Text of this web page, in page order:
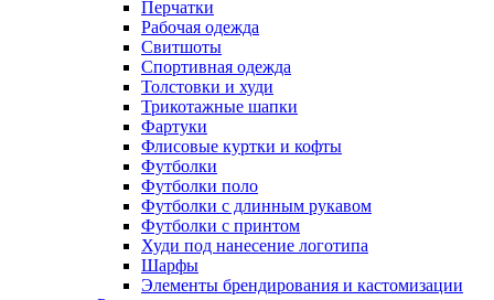
Перчатки
Рабочая одежда
Свитшоты
Спортивная одежда
Толстовки и худи
Трикотажные шапки
Фартуки
Флисовые куртки и кофты
Футболки
Футболки поло
Футболки с длинным рукавом
Футболки с принтом
Худи под нанесение логотипа
Шарфы
Элементы брендирования и кастомизации